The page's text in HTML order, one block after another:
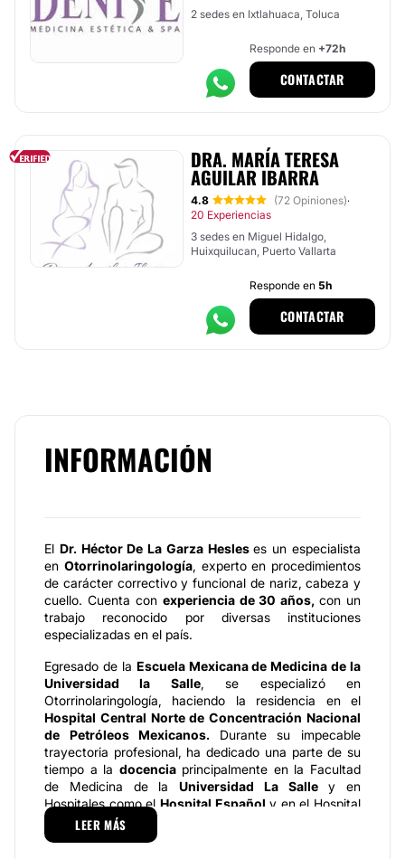
2 sedes en Ixtlahuaca, Toluca
Responde en +72h
CONTACTAR
DRA. MARÍA TERESA
AGUILAR IBARRA
4.8 (72 Opiniones)·
20 Experiencias
3 sedes en Miguel Hidalgo,
Huixquilucan, Puerto Vallarta
Responde en 5h
CONTACTAR
INFORMACIÓN
El Dr. Héctor De La Garza Hesleses un especialista
en Otorrinolaringología, experto en procedimientos
de carácter correctivo y funcional de nariz, cabeza y
cuello. Cuenta con experiencia de30 años,con un
trabajo reconocido por diversas instituciones
especializadas en el país.
Egresado de la Escuela Mexicana de Medicina de la
Universidad la Salle, se especializó en
Otorrinolaringología, haciendo la residencia en el
Hospital Central Norte de Concentración Nacional
de Petróleos Mexicanos. Durante su impecable
trayectoria profesional, ha dedicado una parte de su
tiempo a ladocencia principalmente en la Facultad
de Medicina de la Universidad La Salley en
Hospitales como el Hospital Español y en el Hospital
Ángeles de las Lomas.
LEER MÁS